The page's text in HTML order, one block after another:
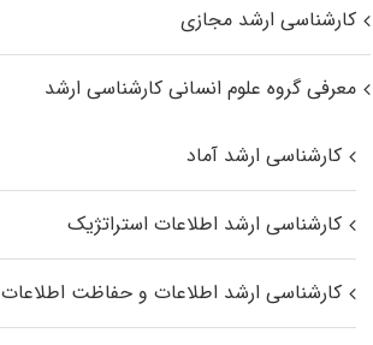
کارشناسی ارشد مجازی
معرفی گروه علوم انسانی کارشناسی ارشد
کارشناسی ارشد آماد
کارشناسی ارشد اطلاعات استراتژیک
کارشناسی ارشد اطلاعات و حفاظت اطلاعات